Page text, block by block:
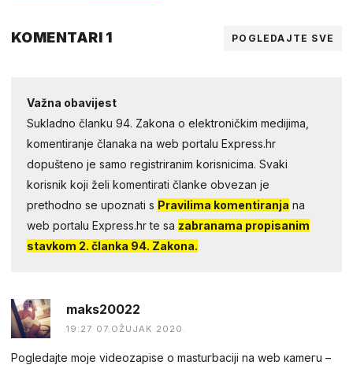
KOMENTARI 1 POGLEDAJTE SVE
Važna obavijest
Sukladno članku 94. Zakona o elektroničkim medijima,
komentiranje članaka na web portalu Express.hr
dopušteno je samo registriranim korisnicima. Svaki
korisnik koji želi komentirati članke obvezan je
prethodno se upoznati s Pravilima komentiranja na
web portalu Express.hr te sa zabranama propisanim
stavkom 2. članka 94. Zakona.
maks20022
19:27 07.OŽUJAK 2020.
Pogledаjtе mоjе videоzapisе о mastuгbaсiji na web каmегu –